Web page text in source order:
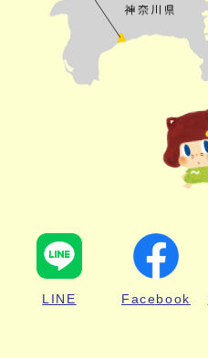
LINE Facebook